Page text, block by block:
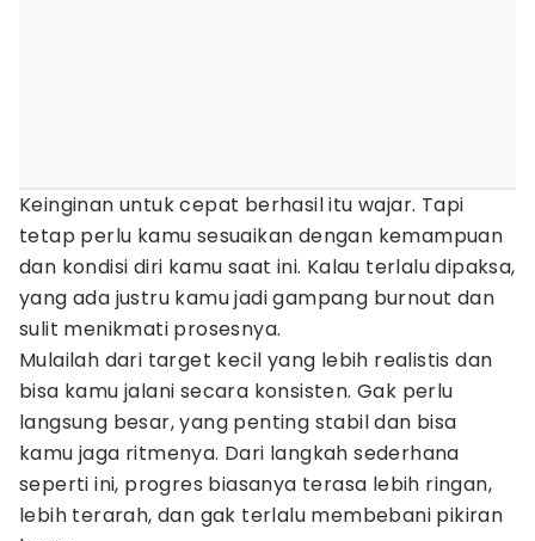
Keinginan untuk cepat berhasil itu wajar. Tapi
tetap perlu kamu sesuaikan dengan kemampuan
dan kondisi diri kamu saat ini. Kalau terlalu dipaksa,
yang ada justru kamu jadi gampang burnout dan
sulit menikmati prosesnya.
Mulailah dari target kecil yang lebih realistis dan
bisa kamu jalani secara konsisten. Gak perlu
langsung besar, yang penting stabil dan bisa
kamu jaga ritmenya. Dari langkah sederhana
seperti ini, progres biasanya terasa lebih ringan,
lebih terarah, dan gak terlalu membebani pikiran